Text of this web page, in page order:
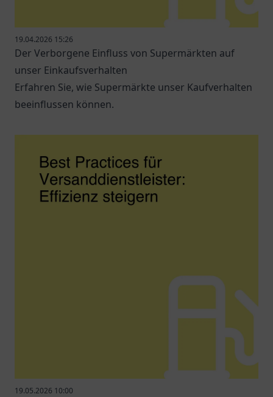
19.04.2026 15:26
Der Verborgene Einfluss von Supermärkten auf
unser Einkaufsverhalten
Erfahren Sie, wie Supermärkte unser Kaufverhalten
beeinflussen können.
19.05.2026 10:00